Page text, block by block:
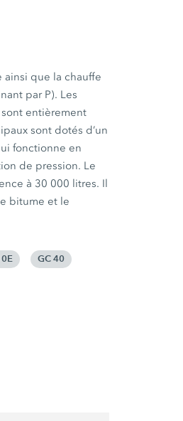
que la chauffe
par P). Les
entièrement
sont dotés d’un
fonctionne en
de pression. Le
à 30 000 litres. Il
bitume et le
GC 40